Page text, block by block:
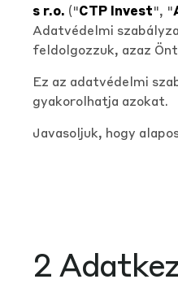
s r.o. ("CTP Invest", "
Adatvédelmi
feldolgozzuk, azaz
Ez az adatvédelmi
gyakorolhatja azokat.
Javasoljuk, hogy
2